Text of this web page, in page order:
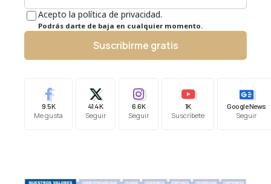
Acepto la política de privacidad.
Podrás darte de baja en cualquier momento.
Suscribirme gratis
9.5K
Me gusta
41.4K
Seguir
6.6K
Seguir
1K
Suscríbete
Google News
Seguir